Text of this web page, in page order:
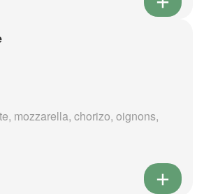
mozzarella, chorizo, oignons,